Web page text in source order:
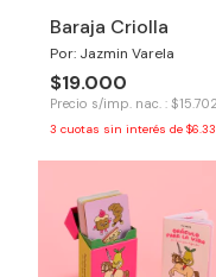
Baraja Criolla
Por: Jazmin Varela
$19.000
Precio s/imp. nac. : $15.702
3 cuotas sin interés de